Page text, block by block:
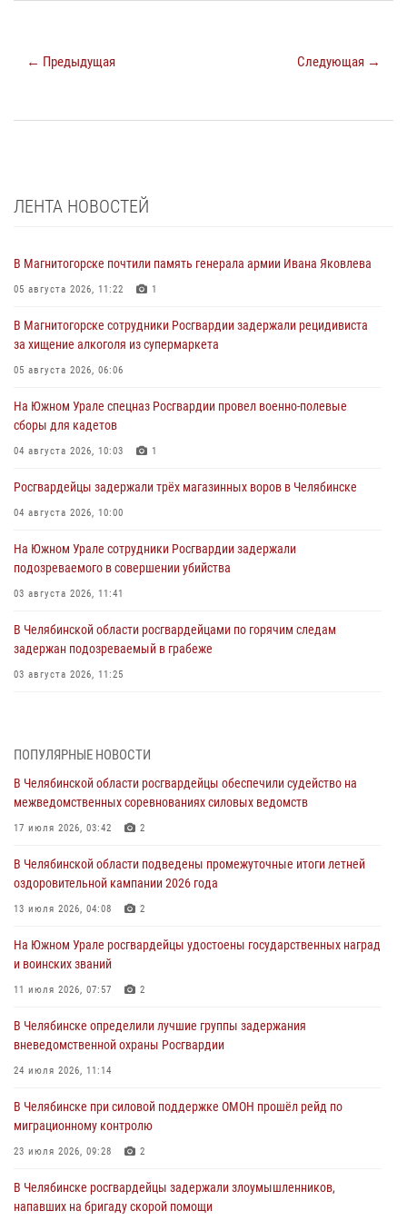
← Предыдущая Следующая →
ЛЕНТА НОВОСТЕЙ
В Магнитогорске почтили память генерала армии Ивана Яковлева
05 августа 2026, 11:22 1
В Магнитогорске сотрудники Росгвардии задержали рецидивиста
за хищение алкоголя из супермаркета
05 августа 2026, 06:06
На Южном Урале спецназ Росгвардии провел военно-полевые
сборы для кадетов
04 августа 2026, 10:03 1
Росгвардейцы задержали трёх магазинных воров в Челябинске
04 августа 2026, 10:00
На Южном Урале сотрудники Росгвардии задержали
подозреваемого в совершении убийства
03 августа 2026, 11:41
В Челябинской области росгвардейцами по горячим следам
задержан подозреваемый в грабеже
03 августа 2026, 11:25
03 августа 2026, 09:22 1
Авиация Росгвардии совершила более 250 санитарных вылетов в
Донецкой Народной Республике
31 июля 2026, 11:33
Росгвардия обеспечивает безопасность граждан на южном
направлении
31 июля 2026, 11:32
В Уральском округе Росгвардии состоялось заседание
оперативного штаба
30 июля 2026, 10:53
ПОПУЛЯРНЫЕ НОВОСТИ
В Челябинской области росгвардейцы обеспечили судейство на
межведомственных соревнованиях силовых ведомств
17 июля 2026, 03:42 2
В Челябинской области подведены промежуточные итоги летней
оздоровительной кампании 2026 года
13 июля 2026, 04:08 2
На Южном Урале росгвардейцы удостоены государственных наград
и воинских званий
11 июля 2026, 07:57 2
В Челябинске определили лучшие группы задержания
вневедомственной охраны Росгвардии
24 июля 2026, 11:14
В Челябинске при силовой поддержке ОМОН прошёл рейд по
миграционному контролю
23 июля 2026, 09:28 2
В Челябинске росгвардейцы задержали злоумышленников,
напавших на бригаду скорой помощи